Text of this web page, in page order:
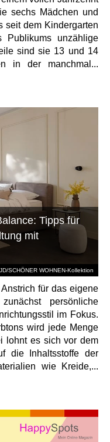
sechs Mädchen und
seit dem Kindergarten
unzählige
sind sie 13 und 14
in der manchmal...
SCHÖNER WOHNEN-Kollektion
Tipps für
mit
für das eigene
persönliche
im Fokus.
wird jede Menge
lohnt es sich vor dem
die Inhaltsstoffe der
wie Kreide,...